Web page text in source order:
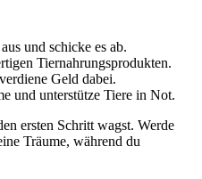
und schicke⁤ es‌ ab.
‌Tiernahrungsprodukten.
Geld ‌dabei.
und unterstütze Tiere in Not.
ersten Schritt wagst. Werde‍
Träume, während du